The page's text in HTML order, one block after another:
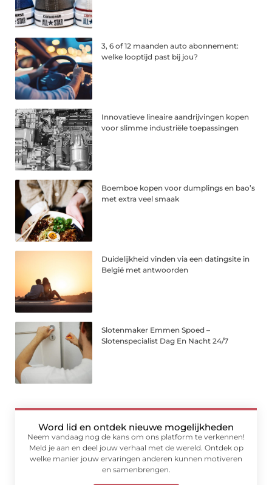
3, 6 of 12 maanden auto abonnement:
welke looptijd past bij jou?
Innovatieve lineaire aandrijvingen kopen
voor slimme industriële toepassingen
Boemboe kopen voor dumplings en bao’s
met extra veel smaak
Duidelijkheid vinden via een datingsite in
België met antwoorden
Slotenmaker Emmen Spoed –
Slotenspecialist Dag En Nacht 24/7
Word lid en ontdek nieuwe mogelijkheden
Neem vandaag nog de kans om ons platform te verkennen!
Meld je aan en deel jouw verhaal met de wereld. Ontdek op
welke manier jouw ervaringen anderen kunnen motiveren
en samenbrengen.